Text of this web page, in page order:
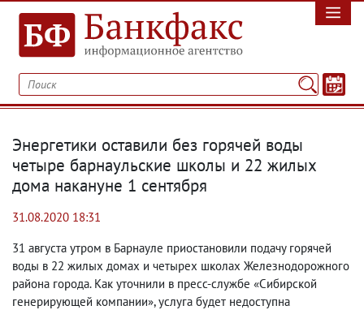
Энергетики оставили без горячей воды
четыре барнаульские школы и 22 жилых
дома накануне 1 сентября
31.08.2020 18:31
31 августа утром в Барнауле приостановили подачу горячей
воды в 22 жилых домах и четырех школах Железнодорожного
района города. Как уточнили в пресс-службе «Сибирской
генерирующей компании», услуга будет недоступна